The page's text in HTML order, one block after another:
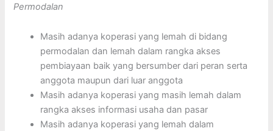
Permodalan
Masih adanya koperasi yang lemah di bidang
permodalan dan lemah dalam rangka akses
pembiayaan baik yang bersumber dari peran serta
anggota maupun dari luar anggota
Masih adanya koperasi yang masih lemah dalam
rangka akses informasi usaha dan pasar
Masih adanya koperasi yang lemah dalam